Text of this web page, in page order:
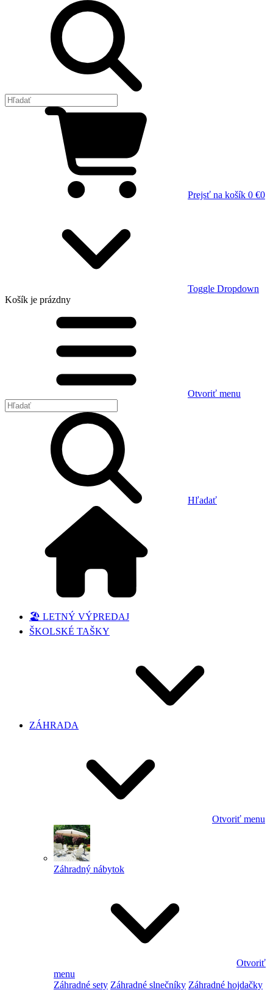
Prejsť na košík 0 €0
Toggle Dropdown
Košík je prázdny
Otvoriť menu
Hľadať
🏖️ LETNÝ VÝPREDAJ
ŠKOLSKÉ TAŠKY
ZÁHRADA
Otvoriť menu
Záhradný nábytok
Otvoriť
menu
Záhradné sety Záhradné slnečníky Záhradné hojdačky